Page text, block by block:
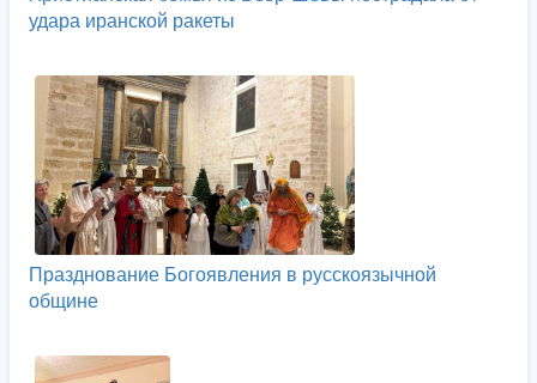
удара иранской ракеты
Празднование Богоявления в русскоязычной
общине